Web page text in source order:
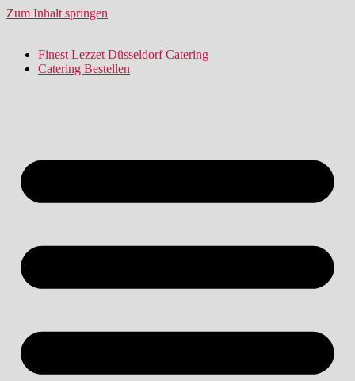
Zum Inhalt springen
Finest Lezzet Düsseldorf Catering
Catering Bestellen